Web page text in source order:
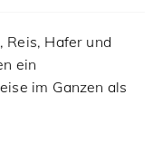
Reis, Hafer und
ein
im Ganzen als